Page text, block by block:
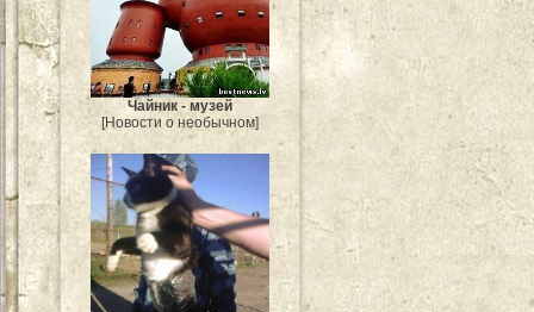
Чайник - музей
[Новости о необычном]